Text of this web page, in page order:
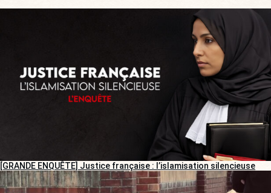
[GRANDE ENQUÊTE] Justice française : l’islamisation silencieuse